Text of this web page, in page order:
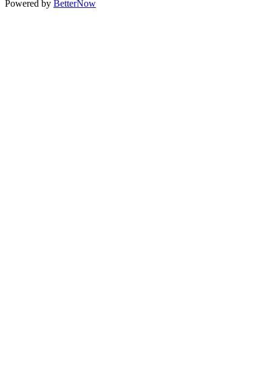
Powered by BetterNow